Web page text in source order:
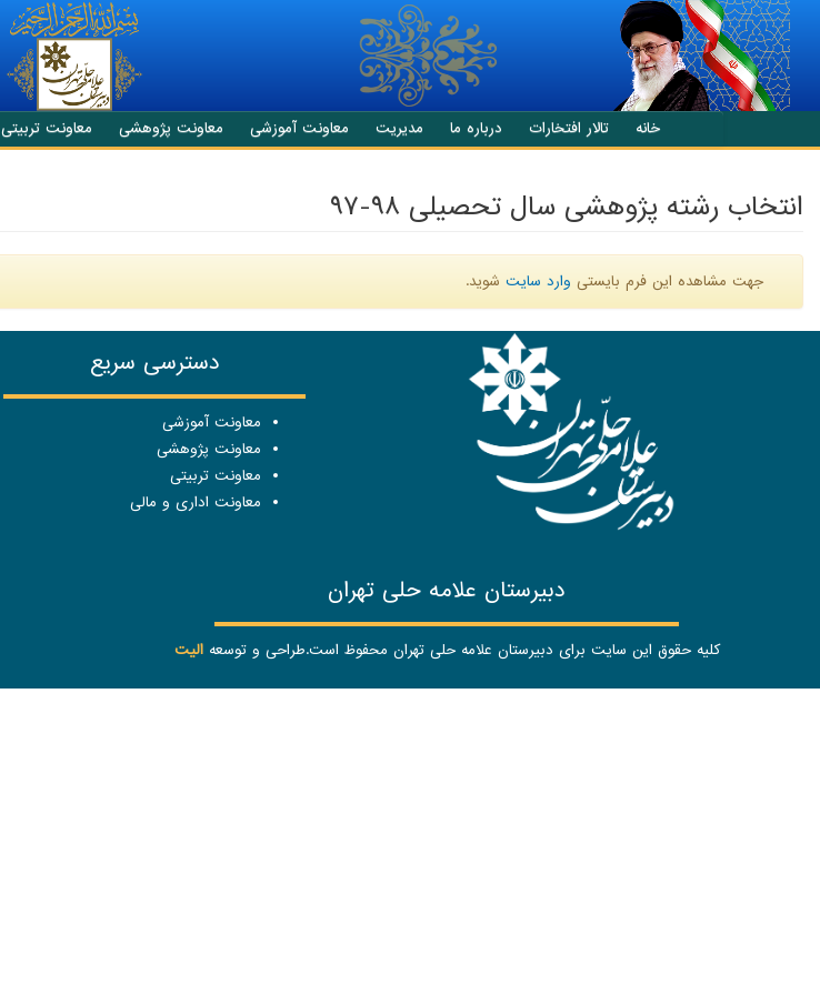
انتقال به محتوای اصلی
خانه تالار افتخارات درباره ما مدیریت معاونت آموزشی معاونت پژوهشی معاونت تربیتی
انتخاب رشته پژوهشی سال تحصیلی ۹۸-۹۷
پیام هشدار
جهت مشاهده این فرم بایستی وارد سایت شوید.
دسترسی سریع
معاونت آموزشی
معاونت پژوهشی
معاونت تربیتی
معاونت اداری و مالی
دبیرستان علامه حلی تهران
کلیه حقوق این سایت برای دبیرستان علامه حلی تهران محفوظ است.طراحی و توسعهالیت